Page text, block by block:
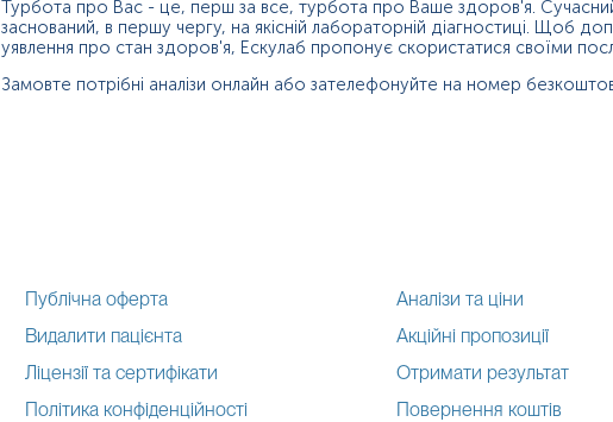
Турбота про Вас - це, перш за все, турбота про Ваше здоров'я.
заснований, в першу чергу, на якісній лабораторній діагностиці. Щоб
уявлення про стан здоров'я, Ескулаб пропонує скористатися своїми
Замовте потрібні аналізи онлайн або зателефонуйте на номер
Публічна оферта
Видалити пацієнта
Ліцензії та сертифікати
Політика конфіденційності
Аналізи та ціни
Акційні пропозиції
Отримати результат
Повернення коштів